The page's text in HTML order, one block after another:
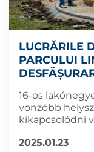
LUCRĂRILE
PARCULUI
16-os
vonzóbb
kikapcsolódni
2025.01.23